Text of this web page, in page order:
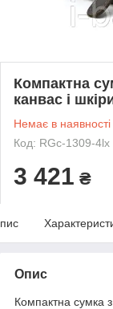
Компактна
канваc і
Немає в наявності
Код: RGc-1309-4lx
3 421 ₴
Опис
Компактна сумка